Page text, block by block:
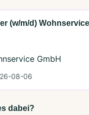
(w/m/d)
GmbH
08-06
dabei?